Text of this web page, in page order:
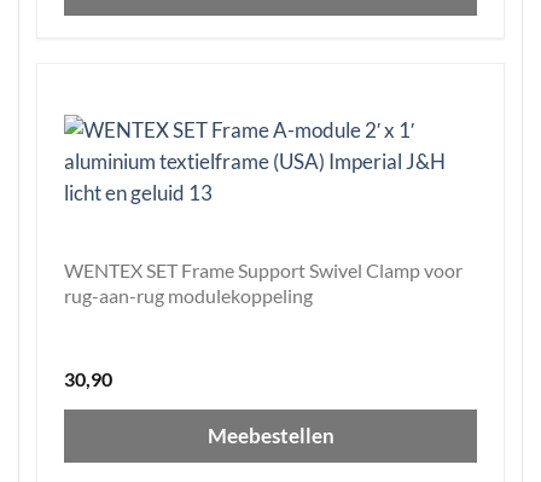
WENTEX SET Frame Support Swivel Clamp voor
rug-aan-rug modulekoppeling
30,90
Meebestellen